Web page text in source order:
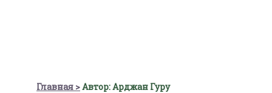
Главная Автор: Арджан Гуру